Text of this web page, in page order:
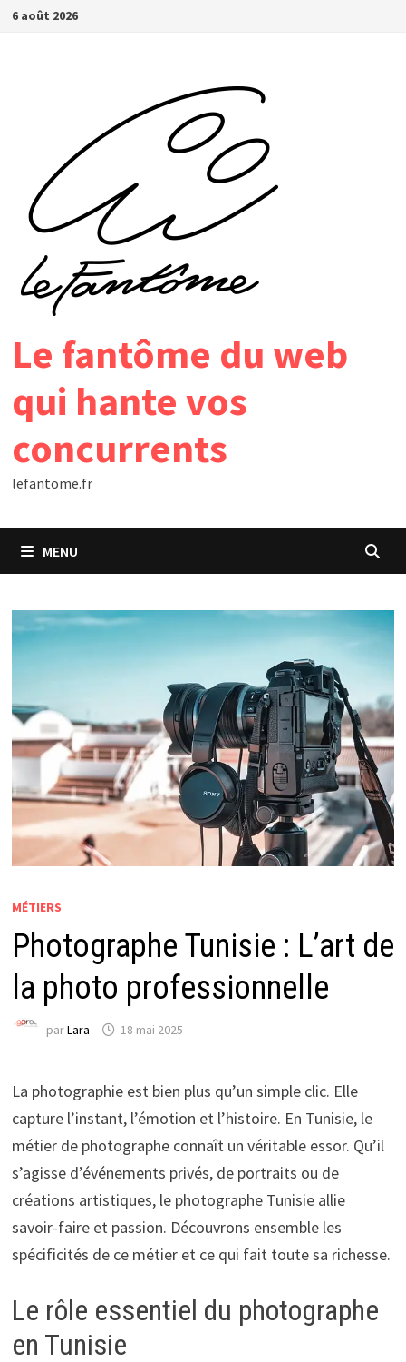
Passer
6 août 2026
Le fantôme du web
qui hante vos
concurrents
lefantome.fr
MENU
MÉTIERS
Photographe Tunisie : L’art de
la photo professionnelle
parLara 18 mai 2025
La photographie est bien plus qu’un simple clic. Elle
capture l’instant, l’émotion et l’histoire. En Tunisie, le
métier de photographe connaît un véritable essor. Qu’il
s’agisse d’événements privés, de portraits ou de
créations artistiques, le photographe Tunisie allie
savoir-faire et passion. Découvrons ensemble les
spécificités de ce métier et ce qui fait toute sa richesse.
Le rôle essentiel du photographe
en Tunisie